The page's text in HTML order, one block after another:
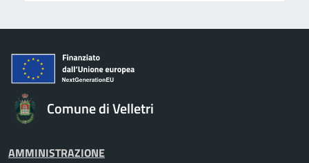
Comune di Velletri
AMMINISTRAZIONE